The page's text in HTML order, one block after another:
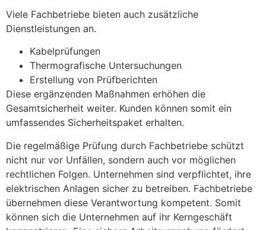
Viele Fachbetriebe bieten auch zusätzliche
Dienstleistungen an.
Kabelprüfungen
Thermografische Untersuchungen
Erstellung von Prüfberichten
Diese ergänzenden Maßnahmen erhöhen die
Gesamtsicherheit weiter. Kunden können somit ein
umfassendes Sicherheitspaket erhalten.
Die regelmäßige Prüfung durch Fachbetriebe schützt
nicht nur vor Unfällen, sondern auch vor möglichen
rechtlichen Folgen. Unternehmen sind verpflichtet, ihre
elektrischen Anlagen sicher zu betreiben. Fachbetriebe
übernehmen diese Verantwortung kompetent. Somit
können sich die Unternehmen auf ihr Kerngeschäft